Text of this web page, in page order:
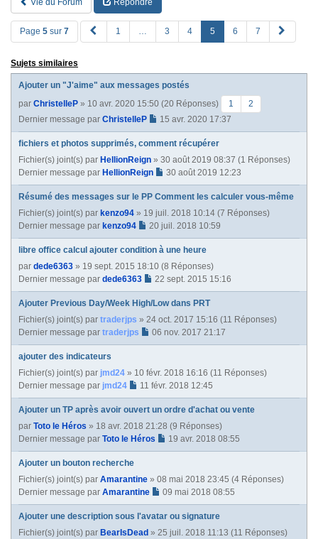
Vie du Forum Répondre
Page 5 sur 7
R
1 … 3 4 5 6 7
u
Sujets similaires
Ajouter un "J'aime" aux messages postés
par ChristelleP » 10 avr. 2020 15:50 (20 Réponses) 1
2
Dernier message par ChristelleP 15 avr. 2020 17:37
fichiers et photos supprimés, comment récupérer
Fichier(s) joint(s) par HellionReign » 30 août 2019 08:37 (1 Réponses)
Dernier message par HellionReign 30 août 2019 12:23
Résumé des messages sur le PP Comment les calculer vous-même
Fichier(s) joint(s) par kenzo94 » 19 juil. 2018 10:14 (7 Réponses)
Dernier message par kenzo94 20 juil. 2018 10:59
libre office calcul ajouter condition à une heure
par dede6363 » 19 sept. 2015 18:10 (8 Réponses)
Dernier message par dede6363 22 sept. 2015 15:16
Ajouter Previous Day/Week High/Low dans PRT
Fichier(s) joint(s) par traderjps » 24 oct. 2017 15:16 (11 Réponses)
Dernier message par traderjps 06 nov. 2017 21:17
ajouter des indicateurs
Fichier(s) joint(s) par jmd24 » 10 févr. 2018 16:16 (11 Réponses)
Dernier message par jmd24 11 févr. 2018 12:45
Ajouter un TP après avoir ouvert un ordre d'achat ou vente
par Toto le Héros » 18 avr. 2018 21:28 (9 Réponses)
Dernier message par Toto le Héros 19 avr. 2018 08:55
Ajouter un bouton recherche
Fichier(s) joint(s) par Amarantine » 08 mai 2018 23:45 (4 Réponses)
Dernier message par Amarantine 09 mai 2018 08:55
Ajouter une description sous l'avatar ou signature
Fichier(s) joint(s) par BearIsDead » 25 juil. 2018 11:13 (11 Réponses)